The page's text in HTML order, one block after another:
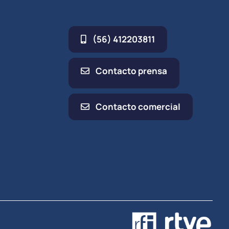
(56) 412203811
Contacto prensa
Contacto comercial